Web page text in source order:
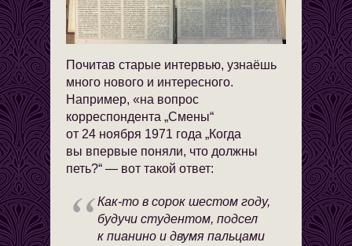
Почитав старые интервью, узнаёшь
много нового и интересного.
Например, «на вопрос
корреспондента „Смены“
от 24 ноября 1971 года „Когда
вы впервые поняли, что должны
петь?“ — вот такой ответ:
Как-то в сорок шестом году,
будучи студентом, подсел
к пианино и двумя пальцами